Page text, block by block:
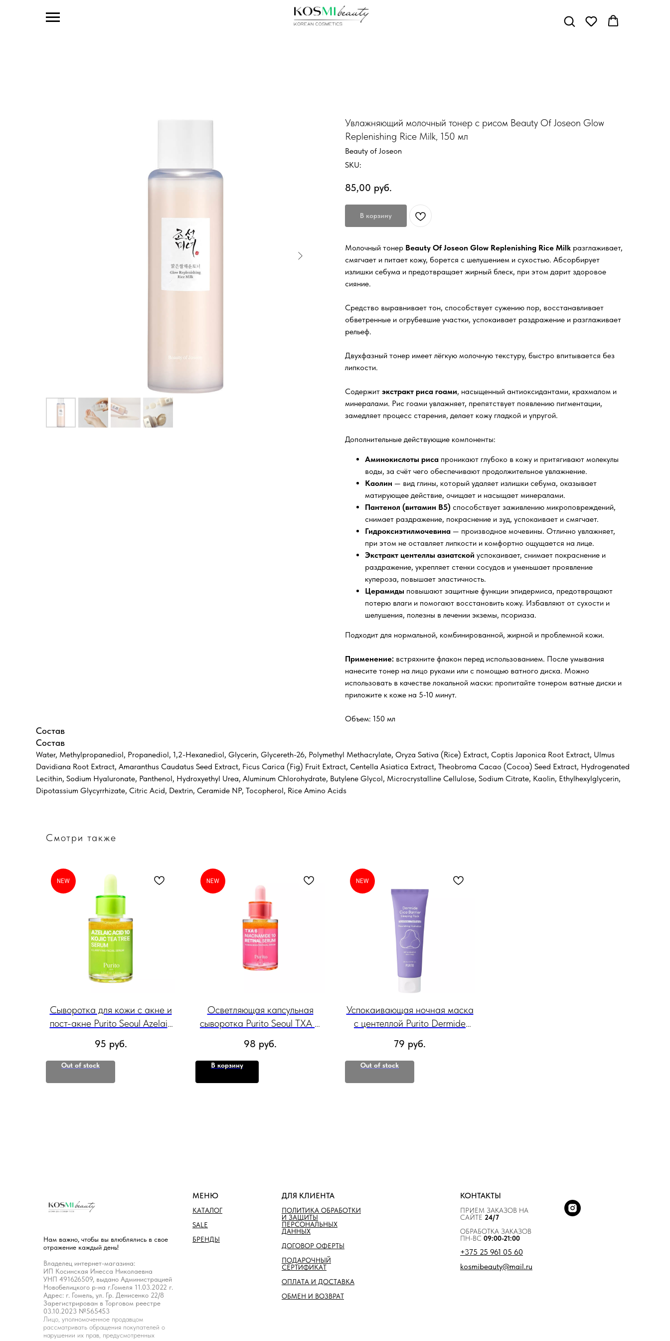
Увлажняющий молочный тонер с рисом Beauty Of Joseon Glow
Replenishing Rice Milk, 150 мл
Beauty of Joseon
SKU:
85,00 руб.
В корзину
Молочный тонер Beauty Of Joseon Glow Replenishing Rice Milk разглаживает,
смягчает и питает кожу, борется с шелушением и сухостью. Абсорбирует
излишки себума и предотвращает жирный блеск, при этом дарит здоровое
сияние.
Средство выравнивает тон, способствует сужению пор, восстанавливает
обветренные и огрубевшие участки, успокаивает раздражение и разглаживает
рельеф.
Двухфазный тонер имеет лёгкую молочную текстуру, быстро впитывается без
липкости.
Содержит экстракт риса гоами, насыщенный антиоксидантами, крахмалом и
минералами. Рис гоами увлажняет, препятствует появлению пигментации,
замедляет процесс старения, делает кожу гладкой и упругой.
Дополнительные действующие компоненты:
Аминокислоты риса проникают глубоко в кожу и притягивают молекулы
воды, за счёт чего обеспечивают продолжительное увлажнение.
Каолин — вид глины, который удаляет излишки себума, оказывает
матирующее действие, очищает и насыщает минералами.
Пантенол (витамин B5) способствует заживлению микроповреждений,
снимает раздражение, покраснение и зуд, успокаивает и смягчает.
Гидроксиэтилмочевина — производное мочевины. Отлично увлажняет,
при этом не оставляет липкости и комфортно ощущается на лице.
Экстракт центеллы азиатской успокаивает, снимает покраснение и
раздражение, укрепляет стенки сосудов и уменьшает проявление
купероза, повышает эластичность.
Церамиды повышают защитные функции эпидермиса, предотвращают
потерю влаги и помогают восстановить кожу. Избавляют от сухости и
шелушения, полезны в лечении экземы, псориаза.
Подходит для нормальной, комбинированной, жирной и проблемной кожи.
Применение: встряхните флакон перед использованием. После умывания
нанесите тонер на лицо руками или с помощью ватного диска. Можно
использовать в качестве локальной маски: пропитайте тонером ватные диски и
приложите к коже на 5-10 минут.
Объем: 150 мл
Состав
Состав
Water, Methylpropanediol, Propanediol, 1,2-Hexanediol, Glycerin, Glycereth-26, Polymethyl Methacrylate, Oryza Sativa (Rice) Extract, Coptis Japonica Root Extract, Ulmus
Davidiana Root Extract, Amaranthus Caudatus Seed Extract, Ficus Carica (Fig) Fruit Extract, Centella Asiatica Extract, Theobroma Cacao (Cocoa) Seed Extract, Hydrogenated
Lecithin, Sodium Hyaluronate, Panthenol, Hydroxyethyl Urea, Aluminum Chlorohydrate, Butylene Glycol, Microcrystalline Cellulose, Sodium Citrate, Kaolin, Ethylhexylglycerin,
Dipotassium Glycyrrhizate, Citric Acid, Dextrin, Ceramide NP, Tocopherol, Rice Amino Acids
Смотри также
NEW
Сыворотка для кожи с акне и
пост-акне Purito Seoul Azelaic
Acid 10 Kojic Tea Tree Serum
30ml
95 руб.
Out of stock
NEW
Осветляющая капсульная
сыворотка Purito Seoul TXA 6
Niacinamide 10 Retinal Serum,
30мл
98 руб.
В корзину
NEW
Успокаивающая ночная маска
с центеллой Purito Dermide
Cica Barrier Sleeping Pack,
80мл
79 руб.
Out of stock
Нам важно, чтобы вы влюблялись в свое
отражение каждый день!
Владелец интернет-магазина:
ИП Косинская Инесса Николаевна
УНП 491626509, выдано Администрацией
Новобелицкого р-на г.Гомеля 11.03.2022 г.
Адрес: г. Гомель, ул. Гр. Денисенко 22/8
Зарегистрирован в Торговом реестре
03.10.2023 №565453
Лицо, уполномоченное продавцом
рассматривать обращения покупателей о
нарушении их прав, предусмотренных
МЕНЮ
КАТАЛОГ
SALE
БРЕНДЫ
ДЛЯ КЛИЕНТА
ПОЛИТИКА ОБРАБОТКИ
И ЗАЩИТЫ
ПЕРСОНАЛЬНЫХ
ДАННЫХ
ДОГОВОР ОФЕРТЫ
ПОДАРОЧНЫЙ
СЕРТИФИКАТ
ОПЛАТА И ДОСТАВКА
ОБМЕН И ВОЗВРАТ
КОНТАКТЫ
ПРИЕМ ЗАКАЗОВ НА
САЙТЕ 24/7
ОБРАБОТКА ЗАКАЗОВ
ПН-ВС 09:00-21:00
+375 25 961 05 60
kosmibeauty@mail.ru